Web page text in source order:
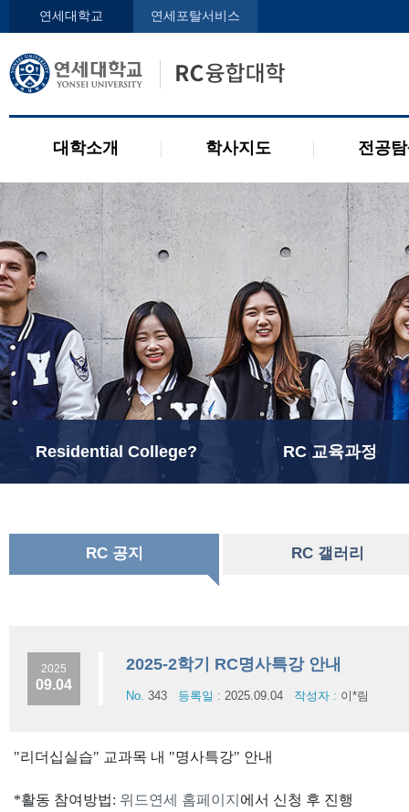
연세대학교 연세포탈서비스
대학소개 학사지도 전공
인사말
오시는 길
학사지도사
Residential College? RC 교육과정
RC 공지 RC 갤러리
2025
09.04
2025-2학기 RC명사특강 안내
No. 343 등록일 : 2025.09.04 작성자 : 이*림
"리더십실습" 교과목 내 "명사특강" 안내
*활동 참여방법: 위드연세 홈페이지 에서 신청 후 진행